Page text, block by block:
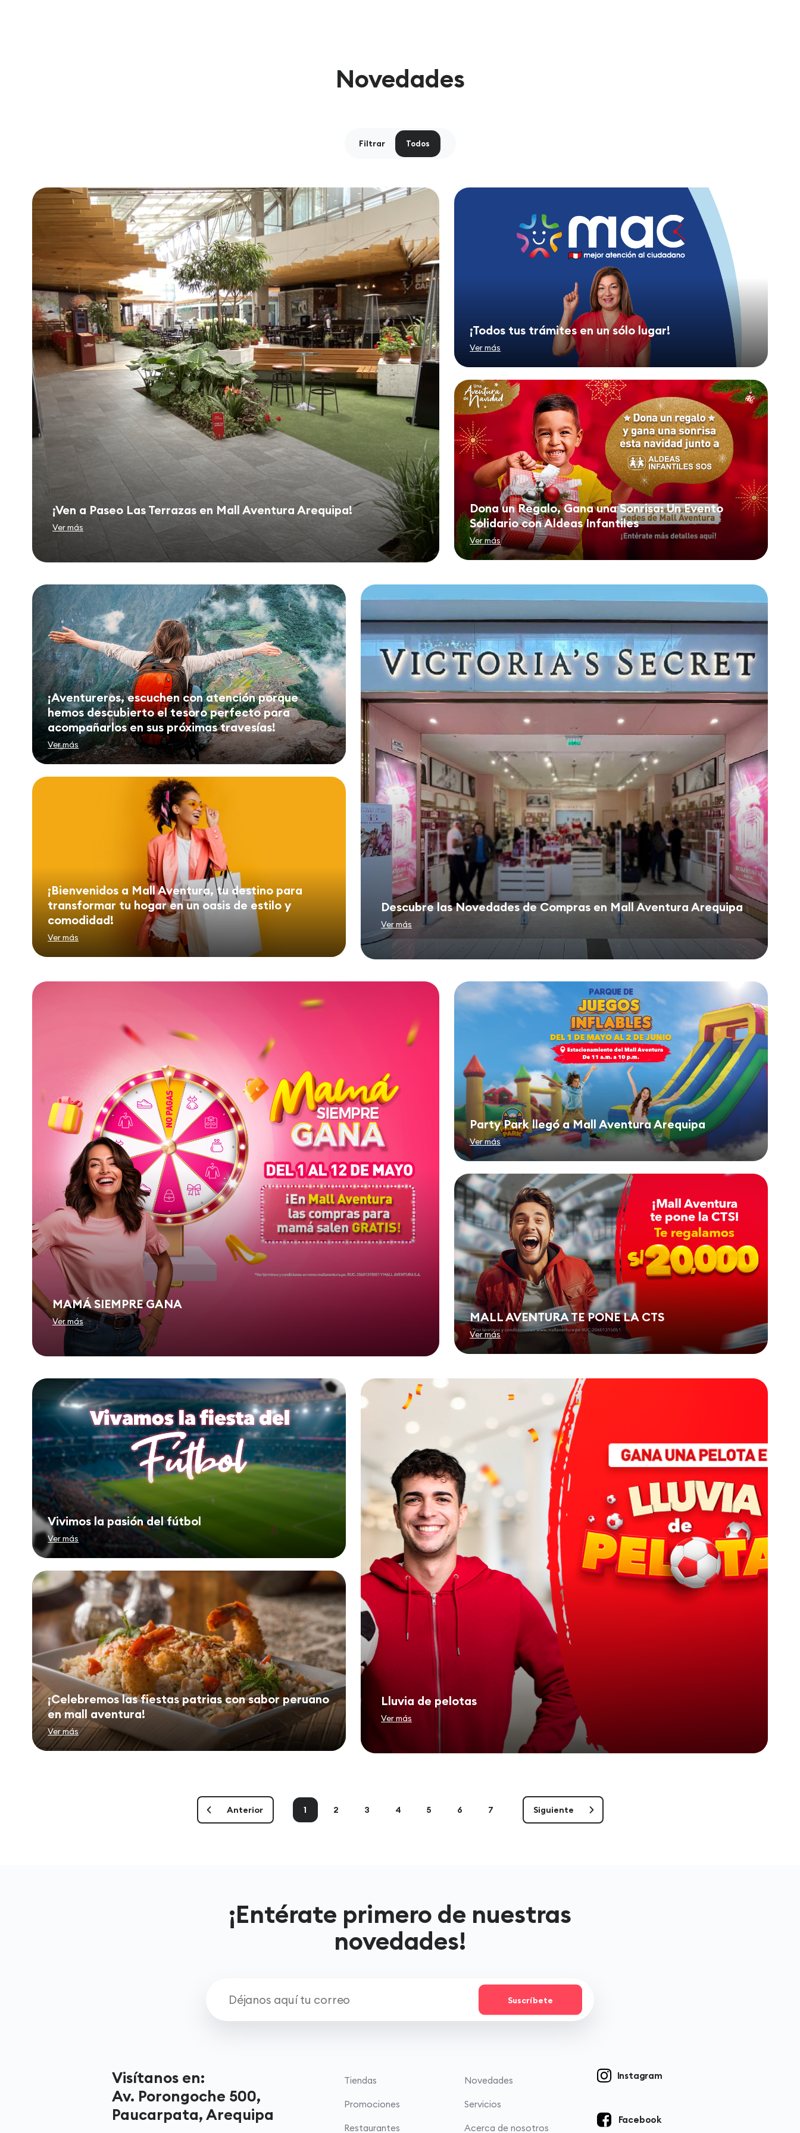
Novedades
Filtrar Todos
¡Ven a Paseo Las Terrazas en Mall Aventura Arequipa!
Ver más
¡Todos tus trámites en un sólo lugar!
Ver más
Dona un Regalo, Gana una Sonrisa: Un Evento
Solidario con Aldeas Infantiles
Ver más
Descubre las Novedades de Compras en Mall Aventura Arequipa
Ver más
¡Aventureros, escuchen con atención porque
hemos descubierto el tesoro perfecto para
acompañarlos en sus próximas travesías! ️
Ver más
¡Bienvenidos a Mall Aventura, tu destino para
transformar tu hogar en un oasis de estilo y
comodidad!
Ver más
MAMÁ SIEMPRE GANA
Ver más
Party Park llegó a Mall Aventura Arequipa
Ver más
MALL AVENTURA TE PONE LA CTS
Ver más
Lluvia de pelotas
Ver más
Vivimos la pasión del fútbol
Ver más
¡Celebremos las fiestas patrias con sabor peruano
en mall aventura!
Ver más
Anterior 1 2 3 4 5 6 7 Siguiente
¡Entérate primero de nuestras
novedades!
Suscríbete
Visítanos en:
Av. Porongoche 500,
Paucarpata, Arequipa
Tiendas
Promociones
Restaurantes
Novedades
Servicios
Acerca de nosotros
Instagram
Facebook